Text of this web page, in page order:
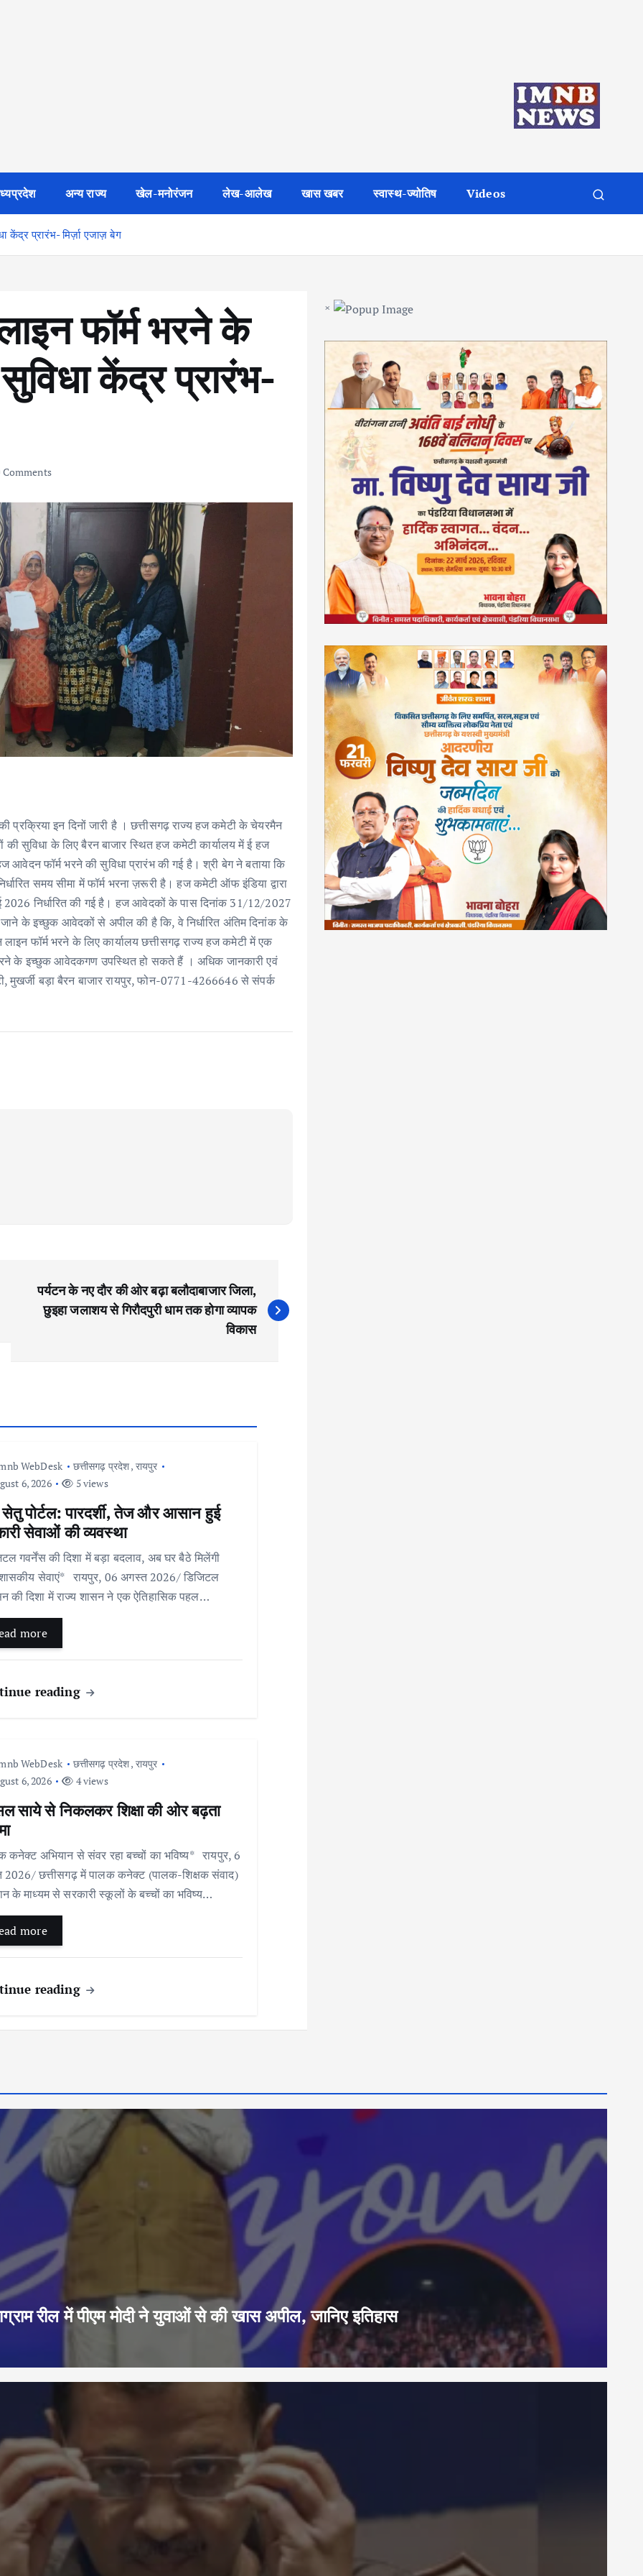
अन्य राज्य खेल-मनोरंजन लेख-आलेख खास खबर स्वास्थ-ज्योतिष Videos
प्रारंभ- मिर्ज़ा एजाज़ बेग
फॉर्म भरने के
केंद्र प्रारंभ-
Comments
इन दिनों जारी है । छत्तीसगढ़ राज्य हज कमेटी के चेयरमैन
की सुविधा के लिए बैरन बाजार स्थित हज कमेटी कार्यालय में ई हज
फॉर्म भरने की सुविधा प्रारंभ की गई है। श्री बेग ने बताया कि
समय सीमा में फॉर्म भरना ज़रूरी है। हज कमेटी ऑफ इंडिया द्वारा
निर्धारित की गई है। हज आवेदकों के पास दिनांक 31/12/2027
के इच्छुक आवेदकों से अपील की है कि, वे निर्धारित अंतिम दिनांक के
फॉर्म भरने के लिए कार्यालय छत्तीसगढ़ राज्य हज कमेटी में एक
के इच्छुक आवेदकगण उपस्थित हो सकते हैं । अधिक जानकारी एवं
मुखर्जी बड़ा बैरन बाजार रायपुर, फोन-0771-4266646 से संपर्क
पर्यटन के नए दौर की ओर बढ़ा बलौदाबाजार जिला,
छुइहा जलाशय से गिरौदपुरी धाम तक होगा व्यापक
विकास
WebDesk छत्तीसगढ़ प्रदेश, रायपुर
6, 2026
5 views
पोर्टल: पारदर्शी, तेज और आसान हुई
सेवाओं की व्यवस्था
गवर्नेंस की दिशा में बड़ा बदलाव, अब घर बैठे मिलेंगी
सेवाएं* रायपुर, 06 अगस्त 2026/ डिजिटल
की दिशा में राज्य शासन ने एक ऐतिहासिक पहल…
more
reading
WebDesk छत्तीसगढ़ प्रदेश, रायपुर
6, 2026
4 views
साये से निकलकर शिक्षा की ओर बढ़ता
कनेक्ट अभियान से संवर रहा बच्चों का भविष्य* रायपुर, 6
2026/ छत्तीसगढ़ में पालक कनेक्ट (पालक-शिक्षक संवाद)
के माध्यम से सरकारी स्कूलों के बच्चों का भविष्य…
more
reading
×
रील में पीएम मोदी ने युवाओं से की खास अपील, जानिए इतिहास